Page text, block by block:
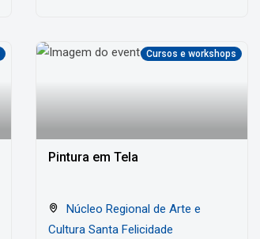
Cursos e workshops
Pintura em Tela
Núcleo Regional de Arte e
Cultura Santa Felicidade